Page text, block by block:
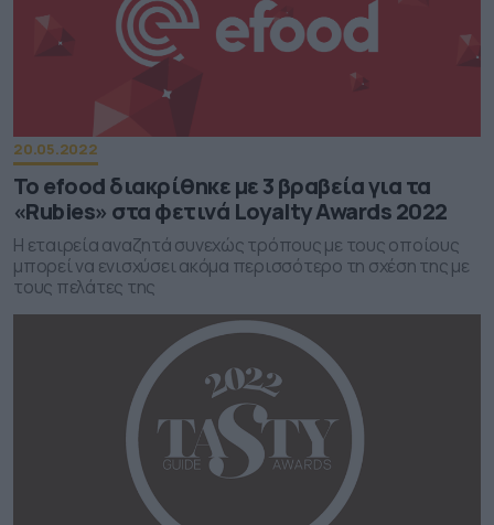
20.05.2022
Το efood διακρίθηκε με 3 βραβεία για τα
«Rubies» στα φετινά Loyalty Awards 2022
H εταιρεία αναζητά συνεχώς τρόπους με τους οποίους
μπορεί να ενισχύσει ακόμα περισσότερο τη σχέση της με
τους πελάτες της